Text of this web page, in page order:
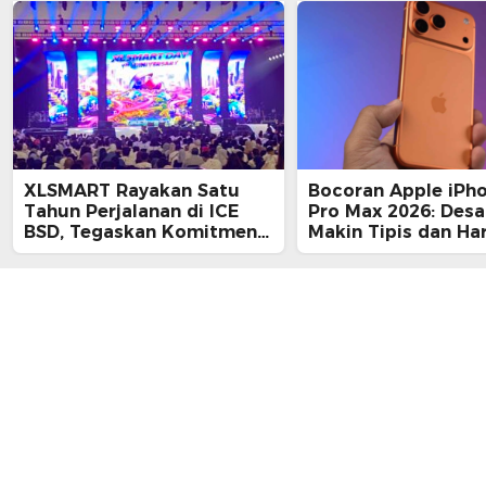
XLSMART Rayakan Satu
Tahun Perjalanan di ICE
BSD, Tegaskan Komitmen
Perkuat Jaringan dan
Bocoran Apple
Pro Max 2026:
Makin Tipis dan
Tembus Rp25 Juta